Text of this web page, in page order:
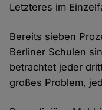
Letzteres im
Bereits sieben
Berliner Schulen
betrachtet jeder
großes Problem,